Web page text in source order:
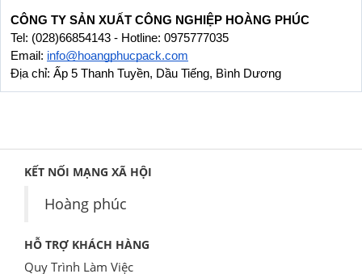
CÔNG TY SẢN XUẤT CÔNG NGHIỆP HOÀNG PHÚC
Tel: (028)66854143 - Hotline: 0975777035
Email: info@hoangphucpack.com
Địa chỉ: Ấp 5 Thanh Tuyền, Dầu Tiếng, Bình Dương
KẾT NỐI MẠNG XÃ HỘI
Hoàng phúc
HỖ TRỢ KHÁCH HÀNG
Quy Trình Làm Việc